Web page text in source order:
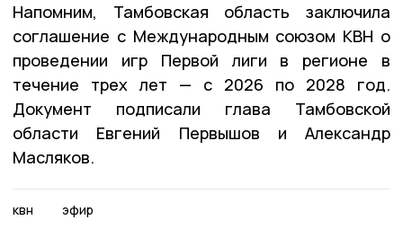
Напомним, Тамбовская область заключила
соглашение с Международным союзом КВН о
проведении игр Первой лиги в регионе в
течение трех лет — с 2026 по 2028 год.
Документ подписали глава Тамбовской
области Евгений Первышов и Александр
Масляков.
квн эфир